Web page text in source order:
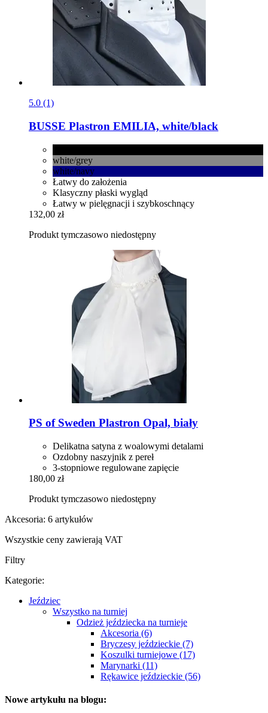
5.0 (1)
BUSSE Plastron EMILIA, white/black
white/grey
white/navy
Łatwy do założenia
Klasyczny płaski wygląd
Łatwy w pielęgnacji i szybkoschnący
132,00 zł
Produkt tymczasowo niedostępny
PS of Sweden Plastron Opal, biały
Delikatna satyna z woalowymi detalami
Ozdobny naszyjnik z pereł
3-stopniowe regulowane zapięcie
180,00 zł
Produkt tymczasowo niedostępny
Akcesoria: 6 artykułów
Wszystkie ceny zawierają VAT
Filtry
Kategorie:
Jeździec
Wszystko na turniej
Odzież jeździecka na turnieje
Akcesoria (6)
Bryczesy jeździeckie (7)
Koszulki turniejowe (17)
Marynarki (11)
Rękawice jeździeckie (56)
Nowe artykułu na blogu: